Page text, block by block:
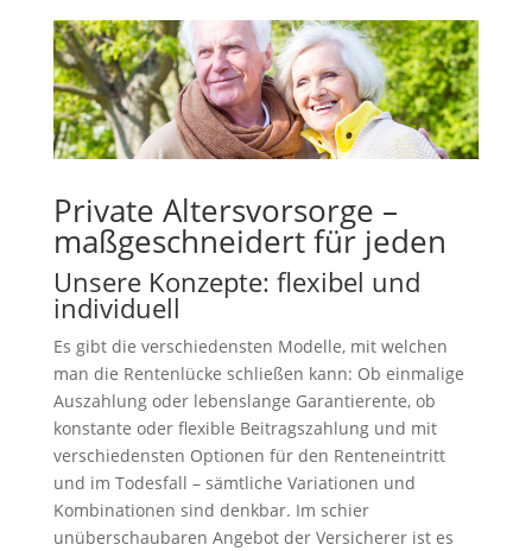
Private Altersvorsorge –
maßgeschneidert für jeden
Unsere Konzepte: flexibel und
individuell
Es gibt die verschiedensten Modelle, mit welchen
man die Rentenlücke schließen kann: Ob einmalige
Auszahlung oder lebenslange Garantierente, ob
konstante oder flexible Beitragszahlung und mit
verschiedensten Optionen für den Renteneintritt
und im Todesfall – sämtliche Variationen und
Kombinationen sind denkbar. Im schier
unüberschaubaren Angebot der Versicherer ist es